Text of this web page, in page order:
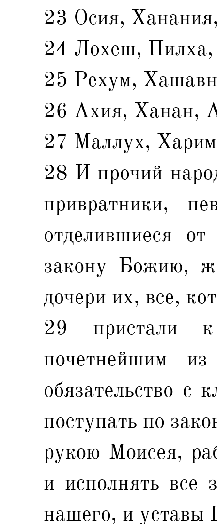
23 Осия,
24 Лохеш,
25 Рехум,
26 Ахия, Ханан,
27 Маллух,
28 И прочий
привратники,
отделившиеся
закону Божию,
дочери их, все,
29 пристали
почетнейшим
обязательство с
поступать по
рукою Моисея,
и исполнять все
нашего, и уставы